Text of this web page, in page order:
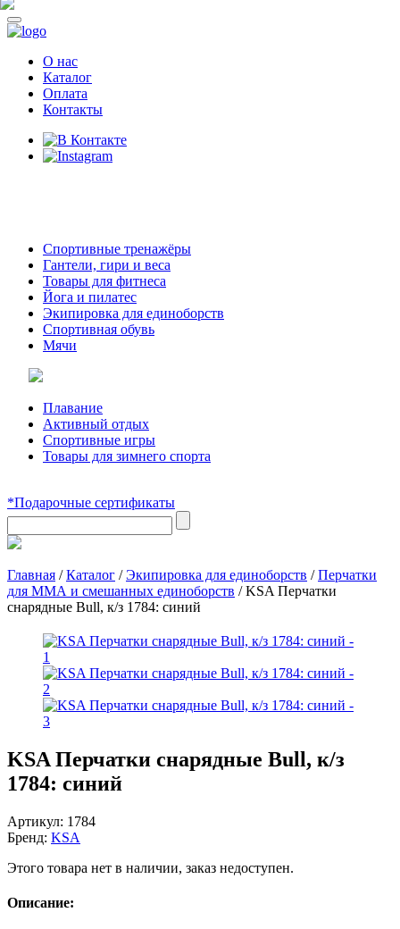
О нас
Каталог
Оплата
Контакты
Спортивные тренажёры
Гантели, гири и веса
Товары для фитнеса
Йога и пилатес
Экипировка для единоборств
Спортивная обувь
Мячи
Плавание
Активный отдых
Спортивные игры
Товары для зимнего спорта
*Подарочные сертификаты
Главная /Каталог /Экипировка для единоборств /Перчатки
для ММА и смешанных единоборств /KSA Перчатки
снарядные Bull, к/з 1784: синий
KSA Перчатки снарядные Bull, к/з
1784: синий
Артикул: 1784
Бренд: KSA
Этого товара нет в наличии, заказ недоступен.
Описание: